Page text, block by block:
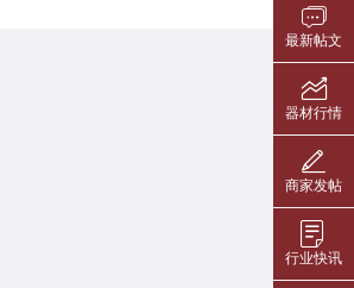
最新帖文
器材行情
商家发帖
行业快讯